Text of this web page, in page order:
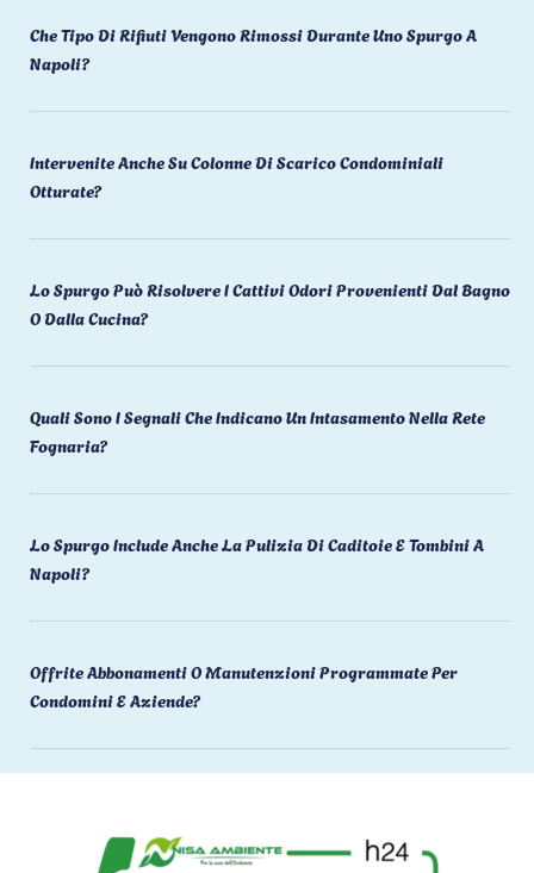
Che Tipo Di Rifiuti Vengono Rimossi Durante Uno Spurgo A
Napoli?
Intervenite Anche Su Colonne Di Scarico Condominiali
Otturate?
Lo Spurgo Può Risolvere I Cattivi Odori Provenienti Dal Bagno
O Dalla Cucina?
Quali Sono I Segnali Che Indicano Un Intasamento Nella Rete
Fognaria?
Lo Spurgo Include Anche La Pulizia Di Caditoie E Tombini A
Napoli?
Offrite Abbonamenti O Manutenzioni Programmate Per
Condomini E Aziende?